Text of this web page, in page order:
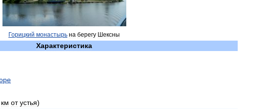
Горицкий монастырь на берегу Шексны
Характеристика
км от устья)